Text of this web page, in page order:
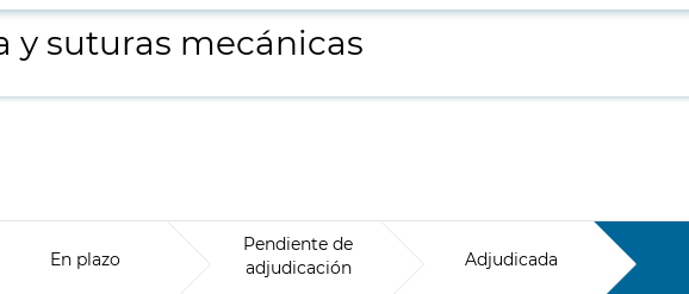
y suturas mecánicas
En plazo
Pendiente de
adjudicación
Adjudicada